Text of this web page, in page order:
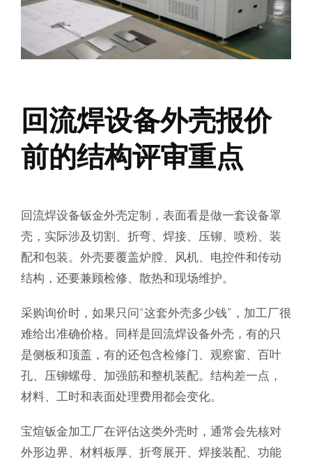
回流焊设备外壳报价
前的结构评审重点
回流焊设备钣金外壳定制，表面看是做一套设备罩
壳，实际涉及切割、折弯、焊接、压铆、喷粉、装
配和包装。外壳要覆盖炉膛、风机、电控件和传动
结构，还要兼顾检修、散热和现场维护。
采购询价时，如果只问“这套外壳多少钱”，加工厂很
难给出准确价格。同样是回流焊设备外壳，有的只
是侧板和顶盖，有的还包含检修门、观察窗、百叶
孔、压铆螺母、加强筋和整机装配。结构差一点，
材料、工时和表面处理费用都会变化。
宝煊钣金加工厂在评估这类外壳时，通常会先核对
外形边界、材料板厚、折弯展开、焊接装配、功能